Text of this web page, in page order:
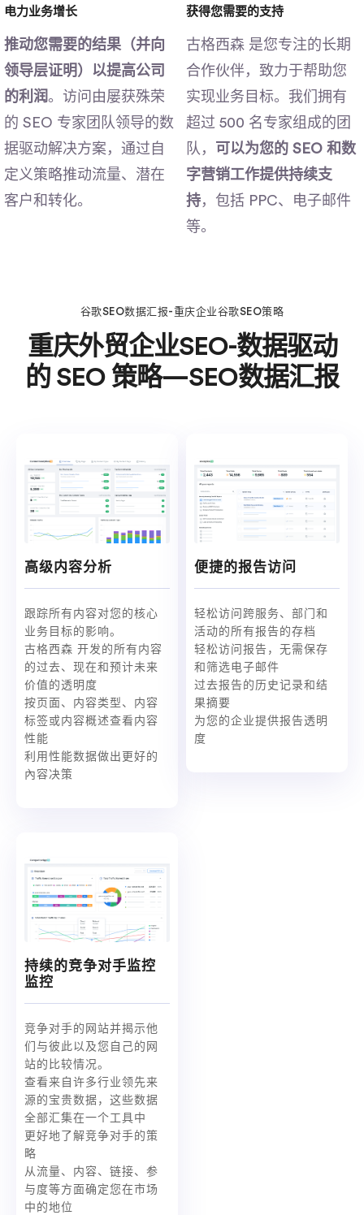
电力业务增长
推动您需要的结果（并向
领导层证明）以提高公司
的利润。访问由屡获殊荣
的 SEO 专家团队领导的数
据驱动解决方案，通过自
定义策略推动流量、潜在
客户和转化。
获得您需要的支持
古格西森 是您专注的长期
合作伙伴，致力于帮助您
实现业务目标。我们拥有
超过 500 名专家组成的团
队，
可以为您的 SEO 和数
字营销工作提供持续支
持，包括 PPC、电子邮件
等。
谷歌SEO数据汇报-重庆企业谷歌SEO策略
重庆外贸企业SEO-数据驱动
的 SEO 策略—SEO数据汇报
高级内容分析
跟踪所有内容对您的核心
业务目标的影响。
古格西森 开发的所有内容
的过去、现在和预计未来
价值的透明度
按页面、内容类型、内容
标签或内容概述查看内容
性能
利用性能数据做出更好的
內容决策
便捷的报告访问
轻松访问跨服务、部门和
活动的所有报告的存档
轻松访问报告，无需保存
和筛选电子邮件
过去报告的历史记录和结
果摘要
为您的企业提供报告透明
度
持续的竞争对手监控
监控
竞争对手的网站并揭示他
们与彼此以及您自己的网
站的比较情况。
查看来自许多行业领先来
源的宝贵数据，这些数据
全部汇集在一个工具中
更好地了解竞争对手的策
略
从流量、内容、链接、参
与度等方面确定您在市场
中的地位